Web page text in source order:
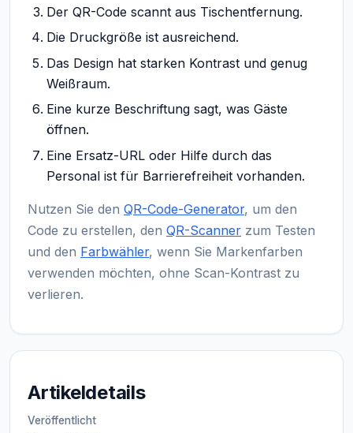
Der QR-Code scannt aus Tischentfernung.
Die Druckgröße ist ausreichend.
Das Design hat starken Kontrast und genug
Weißraum.
Eine kurze Beschriftung sagt, was Gäste
öffnen.
Eine Ersatz-URL oder Hilfe durch das
Personal ist für Barrierefreiheit vorhanden.
Nutzen Sie den QR-Code-Generator, um den
Code zu erstellen, den QR-Scanner zum Testen
und den Farbwähler, wenn Sie Markenfarben
verwenden möchten, ohne Scan-Kontrast zu
verlieren.
Artikeldetails
Veröffentlicht